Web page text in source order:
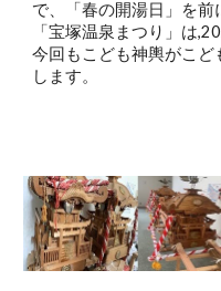
で、「春の開湯日」を前
「宝塚温泉まつり」は
今回もこども神輿がこ
します。